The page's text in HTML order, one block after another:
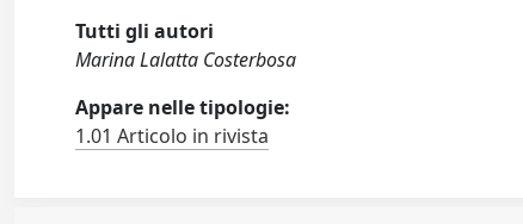
Tutti gli autori
Marina Lalatta Costerbosa
Appare nelle tipologie:
1.01 Articolo in rivista